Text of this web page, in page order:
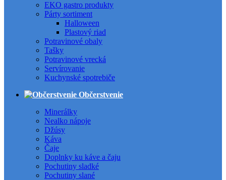
EKO gastro produkty
Párty sortiment
Halloween
Plastový riad
Potravinové obaly
Tašky
Potravinové vrecká
Servírovanie
Kuchynské spotrebiče
Občerstvenie
Minerálky
Nealko nápoje
Džúsy
Káva
Čaje
Doplnky ku káve a čaju
Pochutiny sladké
Pochutiny slané